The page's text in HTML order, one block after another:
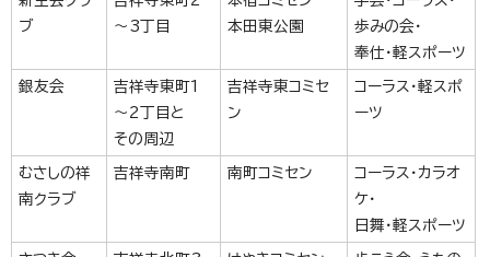
ブ
～3丁目
本田東公園
歩みの会・
奉仕・軽スポーツ
銀友会
吉祥寺東町1
～2丁目と
その周辺
吉祥寺東コミセ
ン
コーラス・軽スポ
ーツ
むさしの祥
南クラブ
吉祥寺南町 南町コミセン
コーラス・カラオ
ケ・
日舞・軽スポーツ